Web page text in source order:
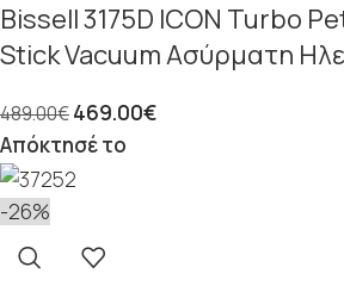
Bissell 3175D ICON Turbo
Stick Vacuum Ασύρματη
489.00€469.00€
Απόκτησέ το
-26%